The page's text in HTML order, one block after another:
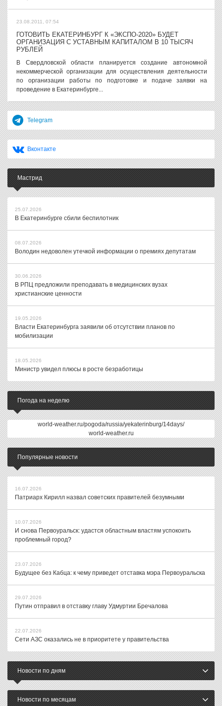
23.08.2011, 07:54
ГОТОВИТЬ ЕКАТЕРИНБУРГ К «ЭКСПО-2020» БУДЕТ
ОРГАНИЗАЦИЯ С УСТАВНЫМ КАПИТАЛОМ В 10 ТЫСЯЧ
РУБЛЕЙ
В Свердловской области планируется создание автономной
некоммерческой организации для осуществления деятельности
по организации работы по подготовке и подаче заявки на
проведение в Екатеринбурге...
Telegram
Вконтакте
Мастрид
25.07.2026
В Екатеринбурге сбили беспилотник
08.07.2026
Володин недоволен утечкой информации о премиях депутатам
30.06.2026
В РПЦ предложили преподавать в медицинских вузах
христианские ценности
19.05.2026
Власти Екатеринбурга заявили об отсутствии планов по
мобилизации
18.05.2026
Министр увидел плюсы в росте безработицы
Погода на неделю
world-weather.ru/pogoda/russia/yekaterinburg/14days/
world-weather.ru
Популярные новости
16.07.2026
Патриарх Кирилл назвал советских правителей безумными
10.07.2026
И снова Первоуральск: удастся областным властям успокоить
проблемный город?
23.07.2026
Будущее без Кабца: к чему приведет отставка мэра Первоуральска
29.07.2026
Путин отправил в отставку главу Удмуртии Бречалова
22.07.2026
Сети АЗС оказались не в приоритете у правительства
Новости по дням
Новости по месяцам